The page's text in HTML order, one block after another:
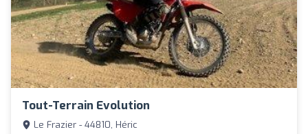
Tout-Terrain Evolution
Le Frazier - 44810, Héric